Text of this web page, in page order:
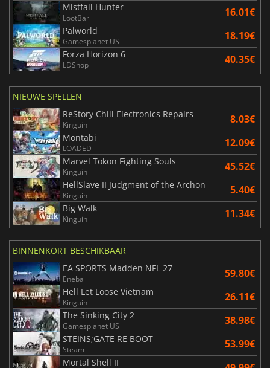
Mistfall Hunter
LootBar 16.01€
Palworld
Gamesplanet US 18.19€
Forza Horizon 6
LDShop 40.35€
NIEUWE SPELLEN
ReStory Chill Electronics Repairs
Kinguin 8.03€
Montabi
LOADED 12.09€
Marvel Tokon Fighting Souls
Kinguin 45.52€
HellSlave II Judgment of the Archon
Kinguin 5.40€
Big Walk
Kinguin 11.34€
BINNENKORT BESCHIKBAAR
EA SPORTS Madden NFL 27
Eneba 59.80€
Hell Let Loose Vietnam
Kinguin 26.11€
The Sinking City 2
Gamesplanet US 38.98€
STEINS;GATE RE BOOT
Steam 53.99€
Mortal Shell II